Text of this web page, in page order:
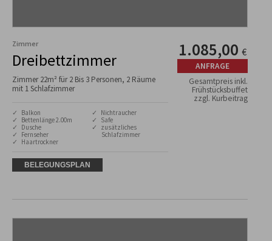
Zimmer
Dreibettzimmer
Zimmer 22m² für 2 Bis 3 Personen, 2 Räume
mit 1 Schlafzimmer
✓ Balkon
✓ Bettenlänge 2.00m
✓ Dusche
✓ Fernseher
✓ Haartrockner
✓ Nichtraucher
✓ Safe
✓ zusätzliches
Schlafzimmer
1.085,00 €
ANFRAGE
Gesamtpreis inkl.
Frühstücksbuffet
zzgl. Kurbeitrag
BELEGUNGSPLAN